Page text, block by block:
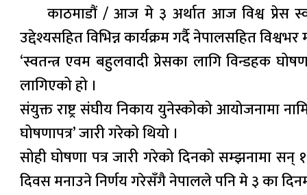
काठमाडौं / आज मे ३ अर्थात आज विश्व प्रेस
उद्देश्यसहित विभिन्न कार्यक्रम गर्दै नेपालसहित
‘स्वतन्त्र एवम बहुलवादी प्रेसका लागि विन्डहक
लागिएको हो ।
संयुक्त राष्ट्र संघीय निकाय युनेस्कोको आयोजनामा
घोषणापत्र’ जारी गरेको थियो ।
सोही घोषणा पत्र जारी गरेको दिनको सम्झनामा
दिवस मनाउने निर्णय गरेसँगै नेपालले पनि मे ३ का